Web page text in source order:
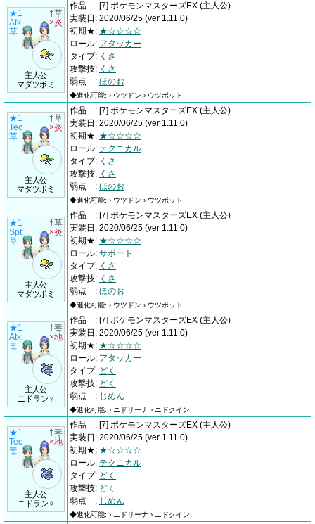
★1
Atk
草
主人公
マダツボミ
†草
×炎
作品 : [7] ポケモンマスターズEX (主人公)
実装日 : 2020/06/25 (ver 1.11.0)
初期★: ★☆☆☆☆
ロール: アタッカー
タイプ: くさ
攻撃技: くさ
弱点
: ほのお
◆進化可能: › ウツドン › ウツボット
★1
Tec
草
主人公
マダツボミ
†草
×炎
作品 : [7] ポケモンマスターズEX (主人公)
実装日 : 2020/06/25 (ver 1.11.0)
初期★: ★☆☆☆☆
ロール: テクニカル
タイプ: くさ
攻撃技: くさ
弱点
: ほのお
◆進化可能: › ウツドン › ウツボット
★1
Spt
草
主人公
マダツボミ
†草
×炎
作品 : [7] ポケモンマスターズEX (主人公)
実装日 : 2020/06/25 (ver 1.11.0)
初期★: ★☆☆☆☆
ロール: サポート
タイプ: くさ
攻撃技: くさ
弱点
: ほのお
◆進化可能: › ウツドン › ウツボット
★1
Atk
毒
主人公
ニドラン♀
†毒
×地
作品 : [7] ポケモンマスターズEX (主人公)
実装日 : 2020/06/25 (ver 1.11.0)
初期★: ★☆☆☆☆
ロール: アタッカー
タイプ: どく
攻撃技: どく
弱点
: じめん
◆進化可能: › ニドリーナ › ニドクイン
★1
Tec
毒
主人公
ニドラン♀
†毒
×地
作品 : [7] ポケモンマスターズEX (主人公)
実装日 : 2020/06/25 (ver 1.11.0)
初期★: ★☆☆☆☆
ロール: テクニカル
タイプ: どく
攻撃技: どく
弱点
: じめん
◆進化可能: › ニドリーナ › ニドクイン